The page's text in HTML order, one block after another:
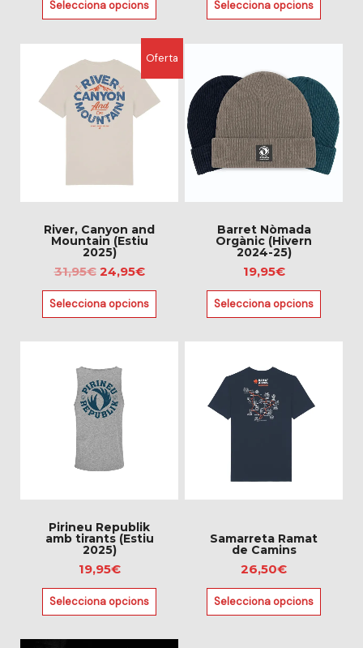
Selecciona opcions
del
producte
Selecciona opcions
del
Oferta
River, Canyon and
Mountain (Estiu
2025)
31,95€
preu
original
era:
31,95€.
24,95€
El
preu
actual
és:
24,95€.
Selecciona opcions
producte
té
diverses
variants.
es
poden
triar
a
la
del
Barret Nòmada
Orgànic (Hivern
2024-25)
19,95€
Selecciona opcions
producte
té
diverses
variants.
Les
opcions
poden
triar
a
la
del
Pirineu Republik
amb tirants (Estiu
2025)
19,95€
Selecciona opcions
producte
té
diverses
variants.
Les
opcions
triar
a
la
del
Samarreta Ramat
de Camins
26,50€
Selecciona opcions
producte
té
diverses
es
a
la
del